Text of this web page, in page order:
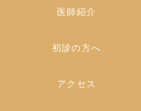
医師紹介
初診の方へ
アクセス